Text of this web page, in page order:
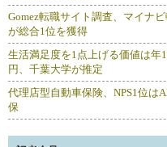
Gomez転職サイト調査、マイナ
が総合1位を獲得
生活満足度を1点上げる価値は年
円、千葉大学が推定
代理店型自動車保険、NPS1位は
保